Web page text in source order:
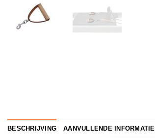
BESCHRIJVING AANVULLENDE INFORMATIE